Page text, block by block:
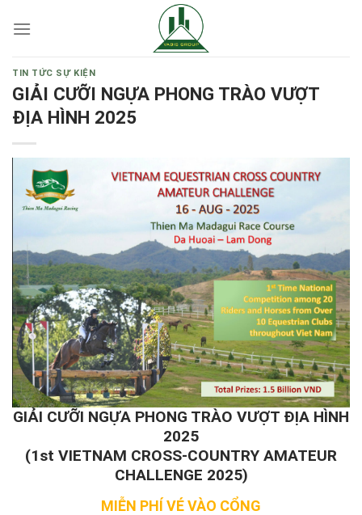
TIN TỨC SỰ KIỆN
GIẢI CƯỠI NGỰA PHONG TRÀO VƯỢT
ĐỊA HÌNH 2025
GIẢI CƯỠI NGỰA PHONG TRÀO VƯỢT ĐỊA HÌNH
2025
(1st VIETNAM CROSS-COUNTRY AMATEUR
CHALLENGE 2025)
MIỄN PHÍ VÉ VÀO CỔNG